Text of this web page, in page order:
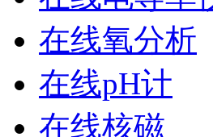
在线氧分析
在线pH计
在线核磁